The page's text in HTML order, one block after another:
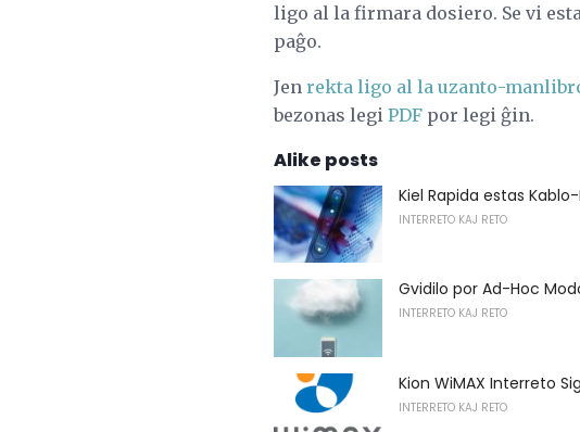
ligo al la firmara dosiero. Se vi
paĝo.
Jen rekta ligo al la uzanto-
bezonas legi PDF por legi ĝin.
Alike posts
Kiel Rapida estas
INTERRETO KAJ RETO
Gvidilo por Ad-Hoc
INTERRETO KAJ RETO
Kion WiMAX Interreto
INTERRETO KAJ RETO